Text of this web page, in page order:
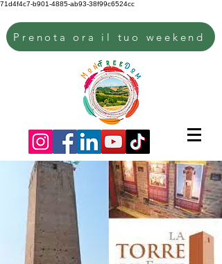
71d4f4c7-b901-4885-ab93-38f99c6524cc
Prenota ora il tuo weekend